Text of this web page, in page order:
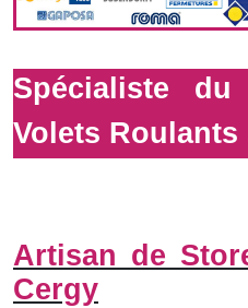
Spécialiste du
Volets
Artisan de
Cergy